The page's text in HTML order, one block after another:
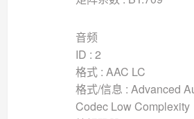
音频
ID : 2
格式 : AAC LC
格式/信息 : Advanced
Codec Low Complexity